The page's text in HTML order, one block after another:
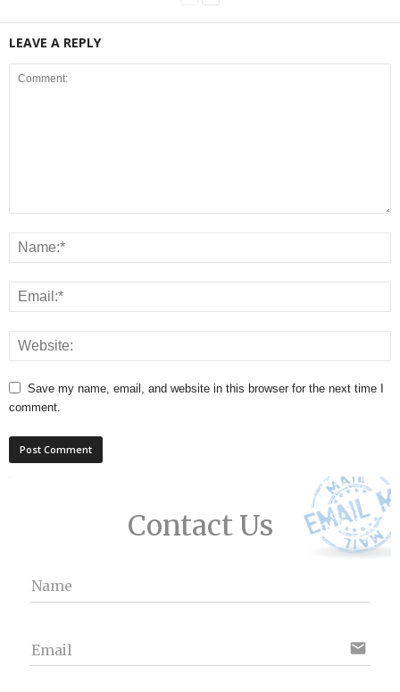
LEAVE A REPLY
Save my name, email, and website in this browser for the next time I
comment.
Contact Us
Name
Email email